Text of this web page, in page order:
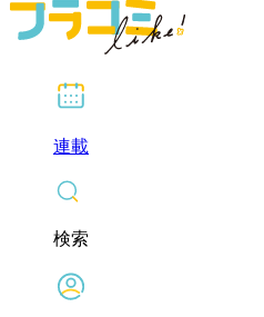
連載
検索